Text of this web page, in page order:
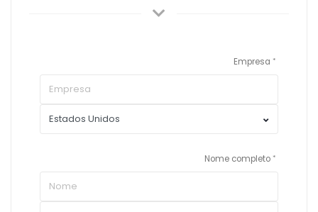
Empresa
Nome completo